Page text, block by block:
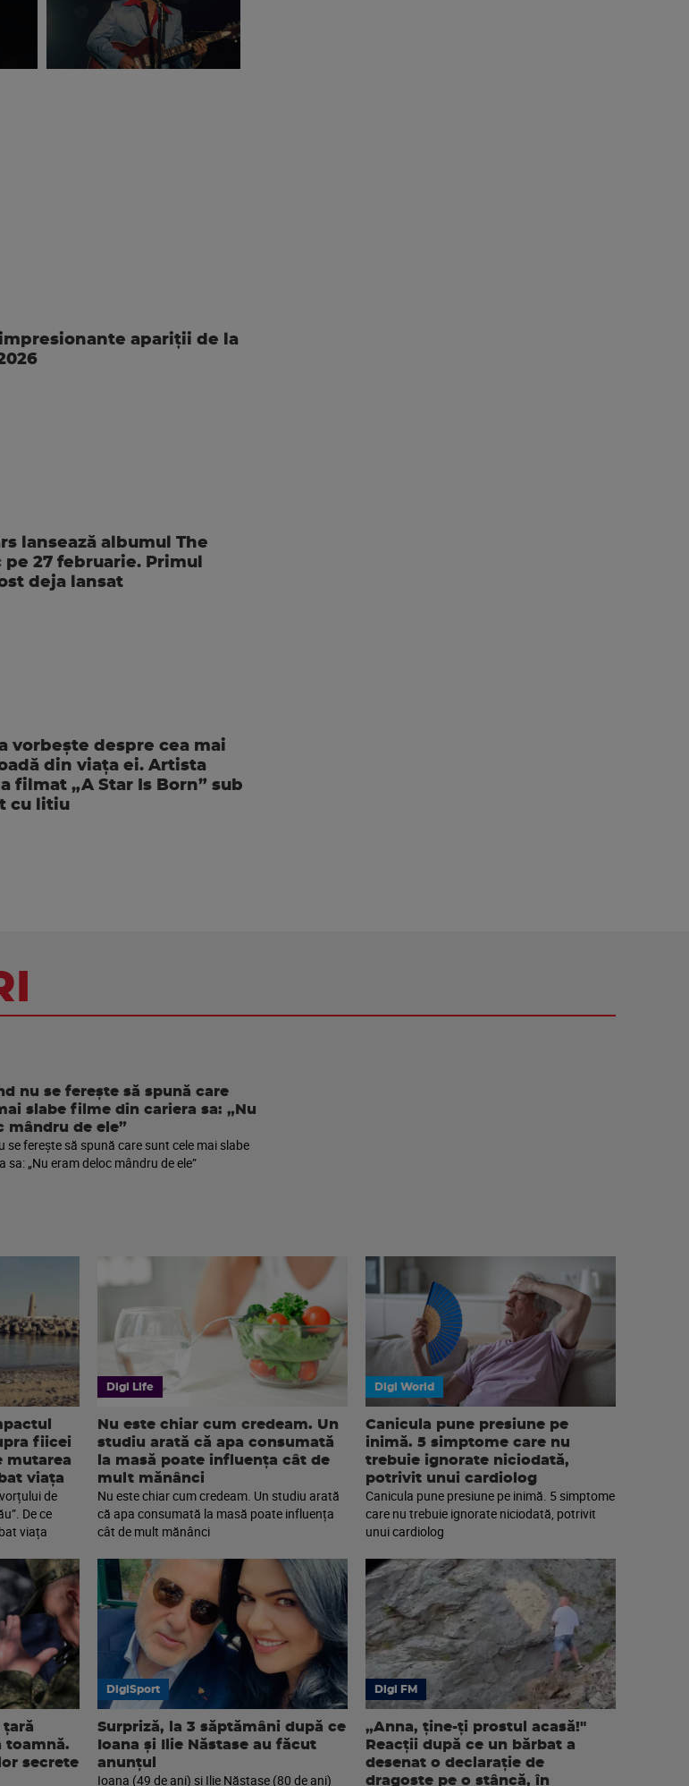
apariții de la
lansează albumul The
pe 27 februarie. Primul
deja lansat
vorbește despre cea mai
din viața ei. Artista
filmat „A Star Is Born” sub
cu litiu
nu se ferește să spună care
slabe filme din cariera sa: „Nu
mândru de ele”
se ferește să spună care sunt cele mai slabe
sa: „Nu eram deloc mândru de ele”
fiicei
mutarea
viața
de
De ce
viața
Digi Life
Nu este chiar cum credeam. Un
studiu arată că apa consumată
la masă poate influența cât de
mult mănânci
Nu este chiar cum credeam. Un studiu arată
că apa consumată la masă poate influența
cât de mult mănânci
Digi World
Canicula pune presiune pe
inimă. 5 simptome care nu
trebuie ignorate niciodată,
potrivit unui cardiolog
Canicula pune presiune pe inimă. 5 simptome
care nu trebuie ignorate niciodată, potrivit
unui cardiolog
țară
toamnă.
secrete
DigiSport
Surpriză, la 3 săptămâni după ce
Ioana și Ilie Năstase au făcut
anunțul
Ioana (49 de ani) și Ilie Năstase (80 de ani)
Digi FM
„Anna, ţine-ţi prostul acasă!"
Reacţii după ce un bărbat a
desenat o declaraţie de
dragoste pe o stâncă, în